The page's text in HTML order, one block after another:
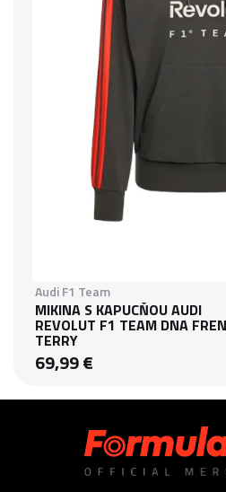
Audi F1 Team
MIKINA S KAPUCŇOU AUDI
REVOLUT F1 TEAM DNA
TERRY
69,99 €